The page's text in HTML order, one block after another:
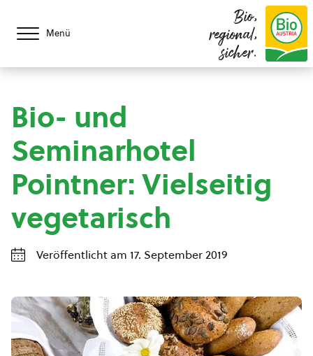
Menü
Bio,
regional,
sicher.
Bio- und
Seminarhotel
Pointner: Vielseitig
vegetarisch
Veröffentlicht am 17. September 2019